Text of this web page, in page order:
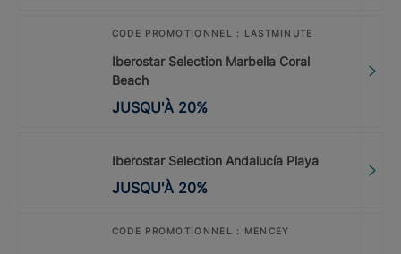
CODE PROMOTIONNEL : LASTMINUTE
Iberostar Selection Marbella Coral
Beach
JUSQU'À 20%
Iberostar Selection Andalucía Playa
JUSQU'À 20%
CODE PROMOTIONNEL : MENCEY